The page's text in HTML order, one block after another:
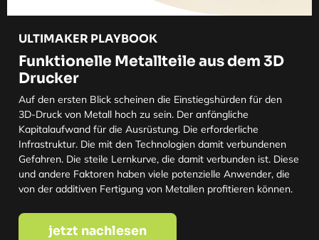
ULTIMAKER PLAYBOOK
Funktionelle Metallteile aus dem 3D
Drucker
Auf den ersten Blick scheinen die Einstiegshürden für den
3D-Druck von Metall hoch zu sein. Der anfängliche
Kapitalaufwand für die Ausrüstung. Die erforderliche
Infrastruktur. Die mit den Technologien damit verbundenen
Gefahren. Die steile Lernkurve, die damit verbunden ist. Diese
und andere Faktoren haben viele potenzielle Anwender, die
von der additiven Fertigung von Metallen profitieren können.
jetzt nachlesen